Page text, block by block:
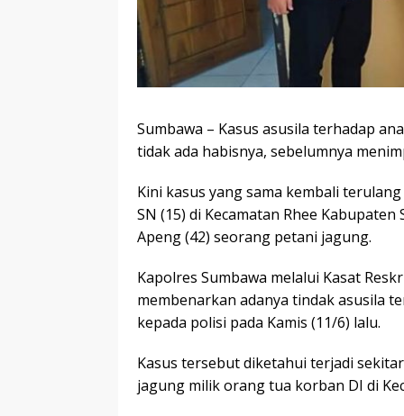
Sumbawa – Kasus asusila terhadap
tidak ada habisnya, sebelumnya
Kini kasus yang sama kembali
SN (15) di Kecamatan Rhee
Apeng (42) seorang petani jagung.
Kapolres Sumbawa melalui Kasat
membenarkan adanya tindak asusila
kepada polisi pada Kamis (11/6) lalu.
Kasus tersebut diketahui terjadi
jagung milik orang tua korban DI di